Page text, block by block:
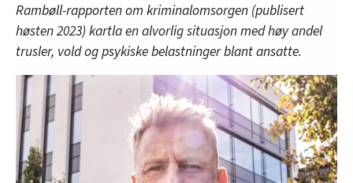
Rambøll-rapporten om kriminalomsorgen (publisert
høsten 2023) kartla en alvorlig situasjon med høy andel
trusler, vold og psykiske belastninger blant ansatte.